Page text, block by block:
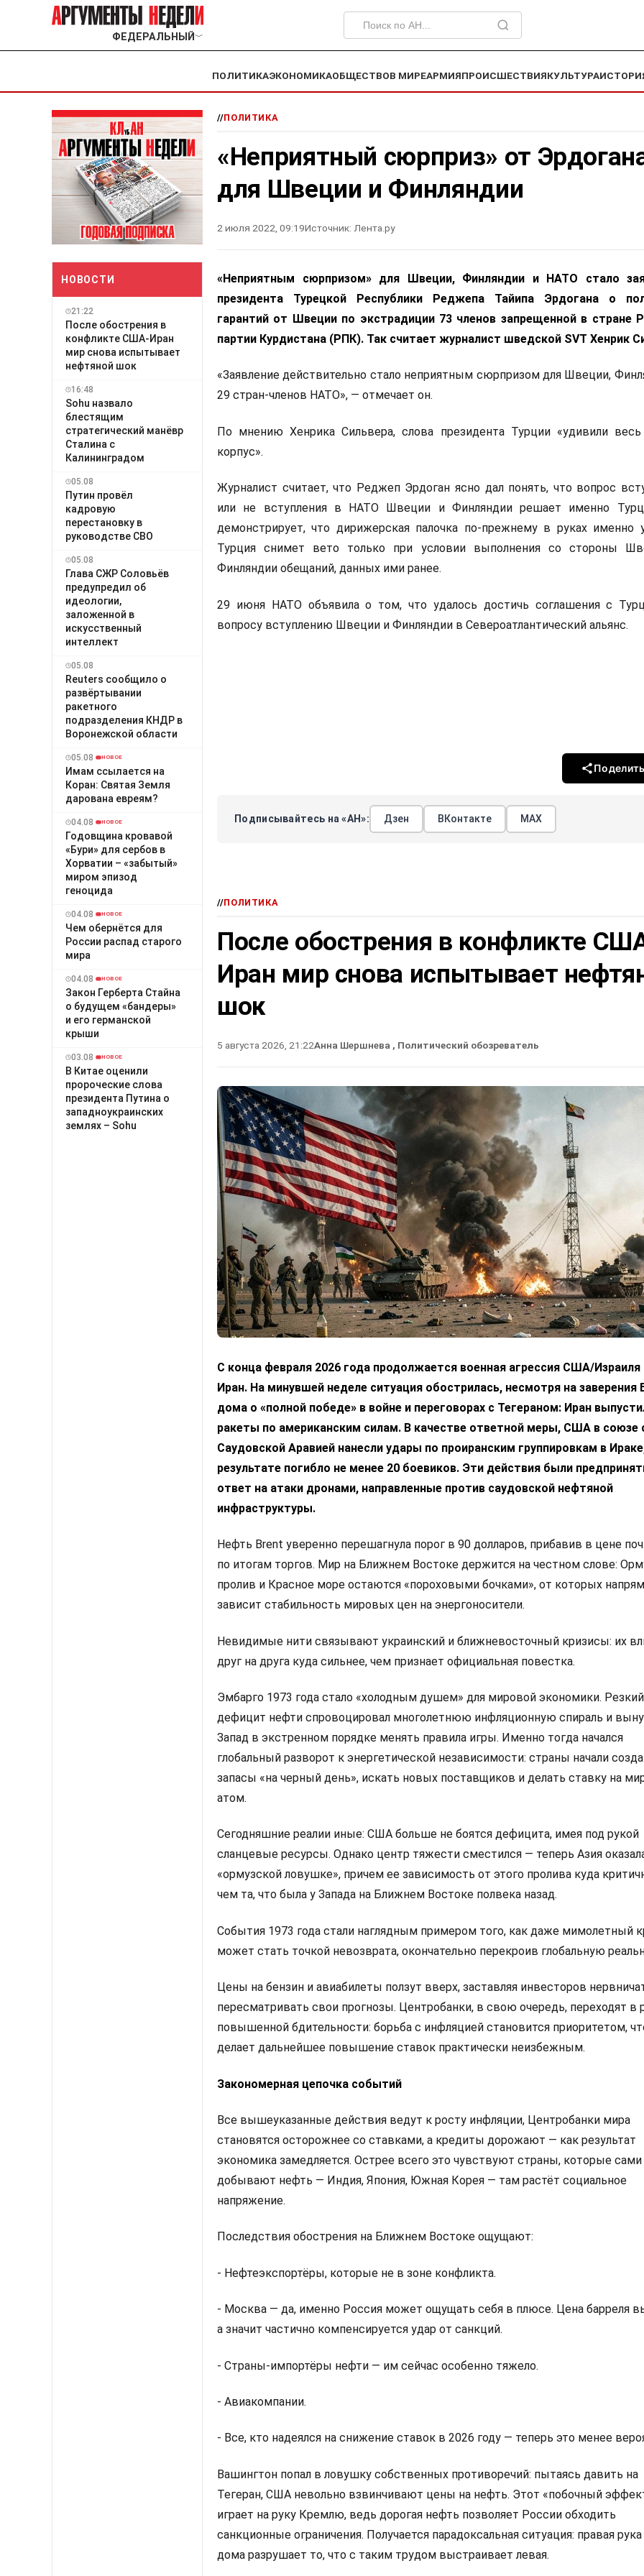
ФЕДЕРАЛЬНЫЙ ﹀
ПОЛИТИКАЭКОНОМИКАОБЩЕСТВОВ МИРЕАРМИЯПРОИСШЕСТВИЯКУЛЬТУРА
НОВОСТИ
21:22
После обострения в
конфликте США-Иран
мир снова испытывает
нефтяной шок
16:48
Sohu назвало
блестящим
стратегический манёвр
Сталина с
Калининградом
05.08
Путин провёл
кадровую
перестановку в
руководстве СВО
05.08
Глава СЖР Соловьёв
предупредил об
идеологии,
заложенной в
искусственный
интеллект
05.08
Reuters сообщило о
развёртывании
ракетного
подразделения КНДР в
Воронежской области
05.08 НОВОЕ
Имам ссылается на
Коран: Святая Земля
дарована евреям?
04.08 НОВОЕ
Годовщина кровавой
«Бури» для сербов в
Хорватии – «забытый»
миром эпизод
геноцида
04.08 НОВОЕ
Чем обернётся для
России распад старого
мира
04.08 НОВОЕ
Закон Герберта Стайна
о будущем «бандеры»
и его германской
крыши
03.08 НОВОЕ
В Китае оценили
пророческие слова
президента Путина о
западноукраинских
землях – Sohu
//ПОЛИТИКА
«Неприятный сюрприз» от
для Швеции и Финляндии
2 июля 2022, 09:19Источник: Лента.ру
«Неприятным сюрпризом» для Швеции, Финляндии и НАТО стало
президента Турецкой Республики Реджепа Тайипа Эрдогана о
гарантий от Швеции по экстрадиции 73 членов запрещенной в стране
партии Курдистана (РПК). Так считает журналист шведской SVT Хенрик
«Заявление действительно стало неприятным сюрпризом для Швеции,
29 стран-членов НАТО», — отмечает он.
По мнению Хенрика Сильвера, слова президента Турции «удивили
корпус».
Журналист считает, что Реджеп Эрдоган ясно дал понять, что вопрос
или не вступления в НАТО Швеции и Финляндии решает именно
демонстрирует, что дирижерская палочка по-прежнему в руках именно
Турция снимет вето только при условии выполнения со стороны
Финляндии обещаний, данных ими ранее.
29 июня НАТО объявила о том, что удалось достичь соглашения с
вопросу вступлению Швеции и Финляндии в Североатлантический альянс.
Подписывайтесь на «АН»: Дзен ВКонтакте МАХ
//ПОЛИТИКА
После обострения в конфликте
Иран мир снова испытывает
шок
5 августа 2026, 21:22Анна Шершнева , Политический обозреватель
С конца февраля 2026 года продолжается военная агрессия США/Израиля
Иран. На минувшей неделе ситуация обострилась, несмотря на заверения
дома о «полной победе» в войне и переговорах с Тегераном: Иран
ракеты по американским силам. В качестве ответной меры, США в союзе
Саудовской Аравией нанесли удары по проиранским группировкам в
результате погибло не менее 20 боевиков. Эти действия были
ответ на атаки дронами, направленные против саудовской нефтяной
инфраструктуры.
Нефть Brent уверенно перешагнула порог в 90 долларов, прибавив в цене
по итогам торгов. Мир на Ближнем Востоке держится на честном слове:
пролив и Красное море остаются «пороховыми бочками», от которых
зависит стабильность мировых цен на энергоносители.
Невидимые нити связывают украинский и ближневосточный кризисы: их
друг на друга куда сильнее, чем признает официальная повестка.
Эмбарго 1973 года стало «холодным душем» для мировой экономики. Резкий
дефицит нефти спровоцировал многолетнюю инфляционную спираль и
Запад в экстренном порядке менять правила игры. Именно тогда начался
глобальный разворот к энергетической независимости: страны начали
запасы «на черный день», искать новых поставщиков и делать ставку на
атом.
Сегодняшние реалии иные: США больше не боятся дефицита, имея под рукой
сланцевые ресурсы. Однако центр тяжести сместился — теперь Азия
«ормузской ловушке», причем ее зависимость от этого пролива куда
чем та, что была у Запада на Ближнем Востоке полвека назад.
События 1973 года стали наглядным примером того, как даже мимолетный
может стать точкой невозврата, окончательно перекроив глобальную
Цены на бензин и авиабилеты ползут вверх, заставляя инвесторов
пересматривать свои прогнозы. Центробанки, в свою очередь, переходят в
повышенной бдительности: борьба с инфляцией становится приоритетом,
делает дальнейшее повышение ставок практически неизбежным.
Закономерная цепочка событий
Все вышеуказанные действия ведут к росту инфляции, Центробанки мира
становятся осторожнее со ставками, а кредиты дорожают — как результат
экономика замедляется. Острее всего это чувствуют страны, которые сами
добывают нефть — Индия, Япония, Южная Корея — там растёт социальное
напряжение.
Последствия обострения на Ближнем Востоке ощущают:
- Нефтеэкспортёры, которые не в зоне конфликта.
- Москва — да, именно Россия может ощущать себя в плюсе. Цена барреля
а значит частично компенсируется удар от санкций.
- Страны-импортёры нефти — им сейчас особенно тяжело.
- Авиакомпании.
- Все, кто надеялся на снижение ставок в 2026 году — теперь это менее
Вашингтон попал в ловушку собственных противоречий: пытаясь давить на
Тегеран, США невольно взвинчивают цены на нефть. Этот «побочный
играет на руку Кремлю, ведь дорогая нефть позволяет России обходить
санкционные ограничения. Получается парадоксальная ситуация: правая
дома разрушает то, что с таким трудом выстраивает левая.